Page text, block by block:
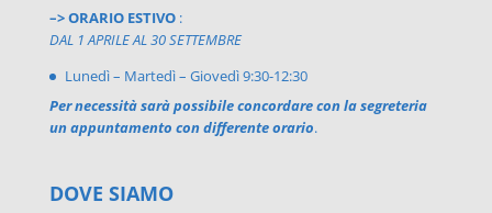
–> ORARIO ESTIVO:
DAL 1 APRILE AL 30 SETTEMBRE
Lunedì – Martedì – Giovedì 9:30-12:30
Per necessità sarà possibile concordare con la segreteria
un appuntamento con differente orario.
DOVE SIAMO